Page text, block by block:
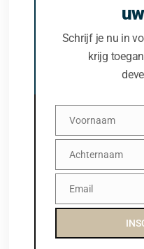
Schrijf je nu in
krijg
Voornaam
Voornaam
Achternaam
Achternaam
EmailEmail